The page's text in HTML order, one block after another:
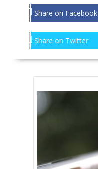
Share on Facebook
Share on Twitter
NAWIGACJA
WPISACH